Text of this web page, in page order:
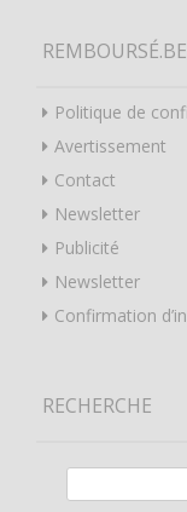
REMBOURSÉ.BE
Politique de
Avertissement
Contact
Newsletter
Publicité
Newsletter
Confirmation
RECHERCHE